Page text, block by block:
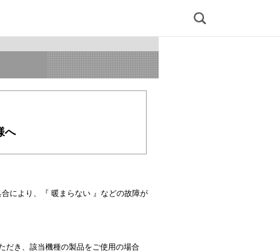
へ
により、『 暖まらない 』などの故障が
だき、該当機種の製品をご使用の場合